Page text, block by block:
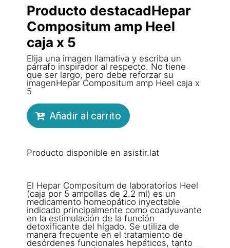
Producto destacadHepar
Compositum amp Heel
caja x 5
Elija una imagen llamativa y escriba un
párrafo inspirador al respecto. No tiene
que ser largo, pero debe reforzar su
imagenHepar Compositum amp Heel caja x
5
Añadir al carrito
Producto disponible en asistir.lat
El Hepar Compositum de laboratorios Heel
(caja por 5 ampollas de 2.2 ml) es un
medicamento homeopático inyectable
indicado principalmente como coadyuvante
en la estimulación de la función
detoxificante del hígado. Se utiliza de
manera frecuente en el tratamiento de
desórdenes funcionales hepáticos, tanto